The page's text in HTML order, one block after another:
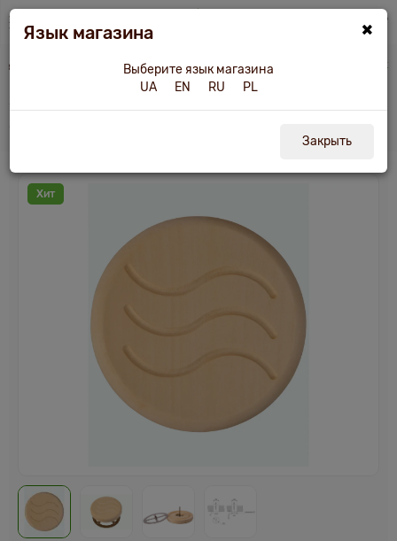
для бани и сауны Заглушка Tesli вентиляционная d100, основа
×
Язык магазина
Выберите язык магазина
UA
EN RU PL
Закрыть
Хит